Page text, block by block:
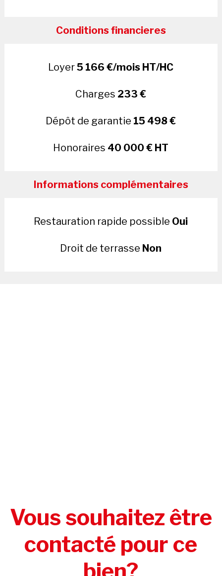
Conditions financieres
Loyer5 166 €/mois HT/HC
Charges 233 €
Dépôt de garantie 15 498 €
Honoraires 40 000 € HT
Informations complémentaires
Restauration rapide possible Oui
Droit de terrasse Non
Vous souhaitez être
contacté pour ce